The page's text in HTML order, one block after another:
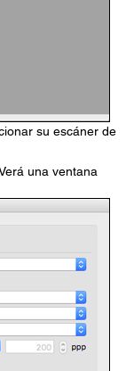
su escáner de
una ventana